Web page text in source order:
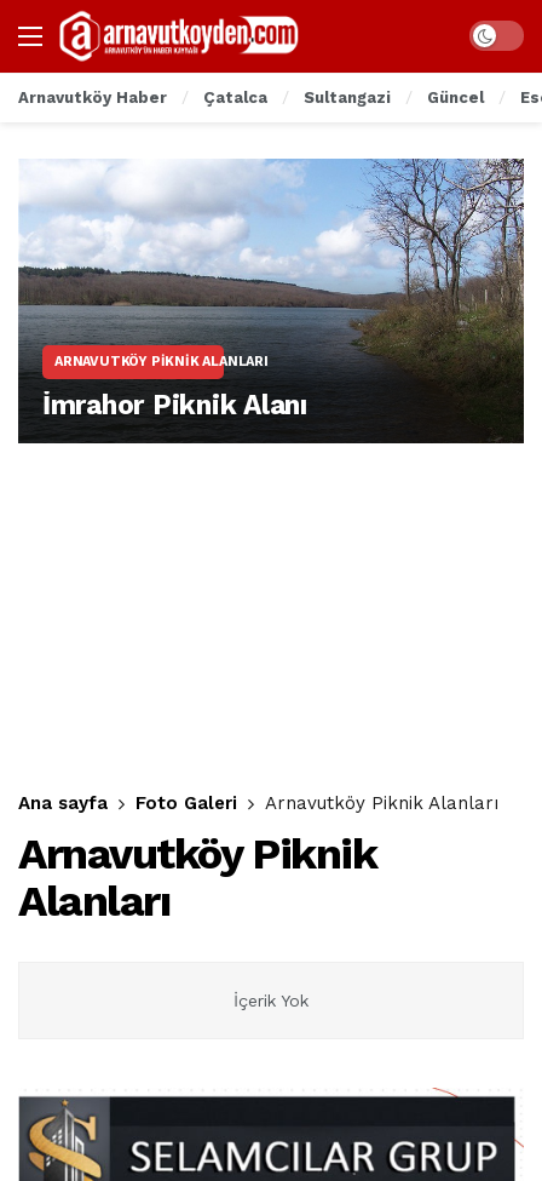
Arnavutköy Haber Çatalca Sultangazi Güncel
ARNAVUTKÖY PIKNIK ALANLARI
İmrahor Piknik Alanı
Ana sayfa Foto Galeri Arnavutköy Piknik Alanları
Arnavutköy Piknik
Alanları
İçerik Yok